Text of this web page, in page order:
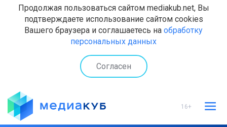
Продолжая пользоваться сайтом mediakub.net, Вы
подтверждаете использование сайтом cookies
Вашего браузера и соглашаетесь на обработку
персональных данных
Согласен
16+